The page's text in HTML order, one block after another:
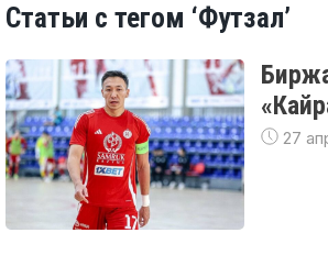
Статьи с тегом ‘Футзал’
27